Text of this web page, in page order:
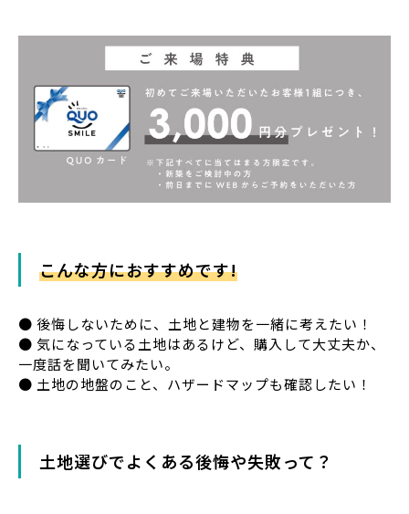
こんな方におすすめです!
● 後悔しないために、土地と建物を一緒に考えたい！
● 気になっている土地はあるけど、購入して大丈夫か、
一度話を聞いてみたい。
● 土地の地盤のこと、ハザードマップも確認したい！
土地選びでよくある後悔や失敗って？